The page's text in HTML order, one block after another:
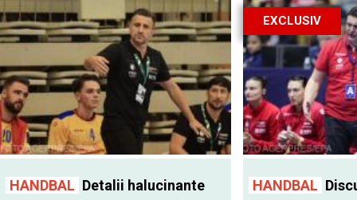
HANDBAL Detalii halucinante
EXCLUSIV
HANDBAL